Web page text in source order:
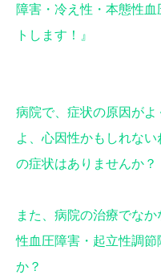
障害・冷え性・本態性
トします！』
病院で、症状の原因が
よ、心因性かもしれな
の症状はありませんか？
また、病院の治療でな
性血圧障害・起立性調
か？